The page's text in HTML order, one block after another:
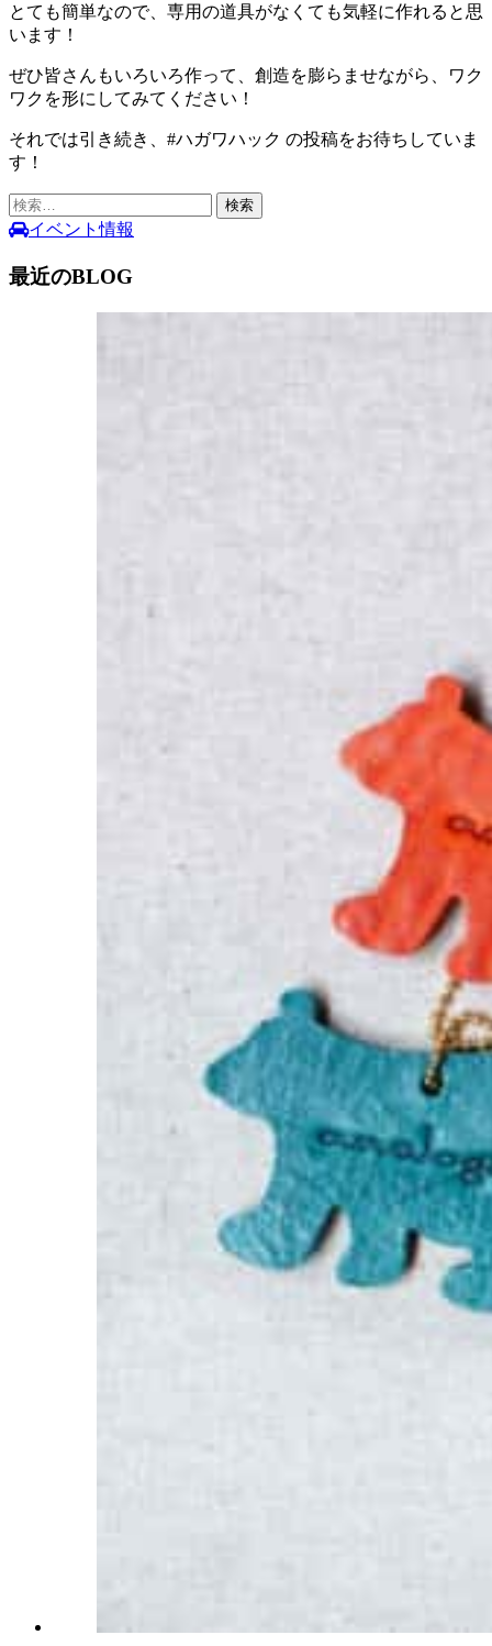
とても簡単なので、専用の道具がなくても気軽に作れると思
います！
ぜひ皆さんもいろいろ作って、創造を膨らませながら、ワク
ワクを形にしてみてください！
それでは引き続き、#ハガワハック の投稿をお待ちしていま
す！
検
索:イベント情報
最近のBLOG